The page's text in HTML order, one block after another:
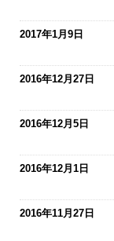
2017年1月9日
2016年12月27日
2016年12月5日
2016年12月1日
2016年11月27日